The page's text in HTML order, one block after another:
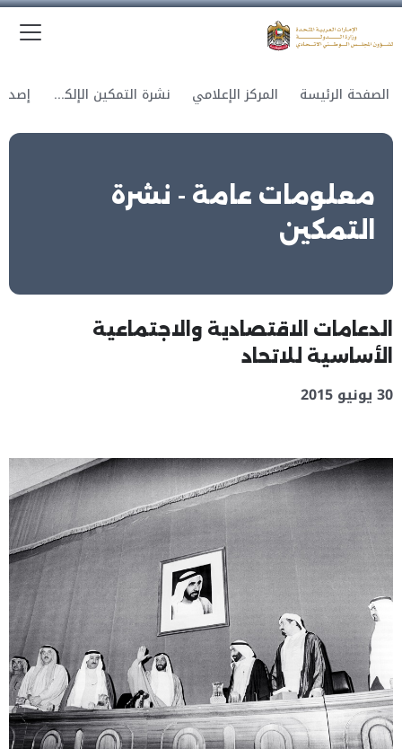
الصفحة الرئيسة المركز الإعلامي نشرة التمكين الإلكترونية
معلومات عامة - نشرة
التمكين
الدعامات الاقتصادية والاجتماعية
الأساسية للاتحاد
30 يونيو 2015